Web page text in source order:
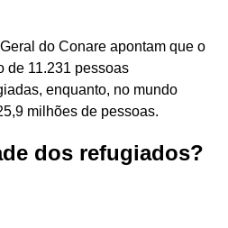
do Conare apontam que o
de 11.231 pessoas
enquanto, no mundo
milhões de pessoas.
dos refugiados?